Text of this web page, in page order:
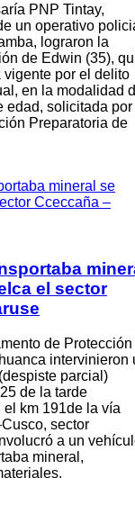
PNP Tintay,
un operativo
lograron la
de Edwin (35),
por el delito
en la modalidad
solicitada por
Preparatoria de
el sector
de Protección
intervinieron
parcial)
de la tarde
km 191de la vía
sector
a un
mineral,